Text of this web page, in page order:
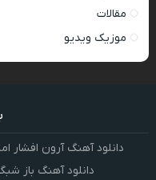
مقالات
موزیک ویدیو
دانلود آهنگ آرون
دانلود آهنگ باز